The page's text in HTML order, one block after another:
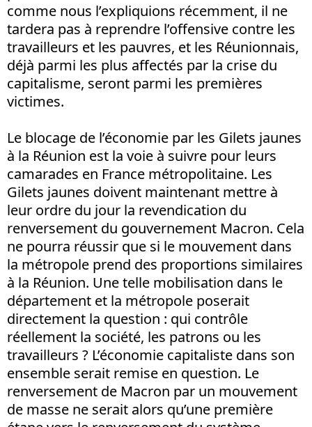
comme nous l’expliquions récemment, il ne
tardera pas à reprendre l’offensive contre les
travailleurs et les pauvres, et les Réunionnais,
déjà parmi les plus affectés par la crise du
capitalisme, seront parmi les premières
victimes.
Le blocage de l’économie par les Gilets jaunes
à la Réunion est la voie à suivre pour leurs
camarades en France métropolitaine. Les
Gilets jaunes doivent maintenant mettre à
leur ordre du jour la revendication du
renversement du gouvernement Macron. Cela
ne pourra réussir que si le mouvement dans
la métropole prend des proportions similaires
à la Réunion. Une telle mobilisation dans le
département et la métropole poserait
directement la question : qui contrôle
réellement la société, les patrons ou les
travailleurs ? L’économie capitaliste dans son
ensemble serait remise en question. Le
renversement de Macron par un mouvement
de masse ne serait alors qu’une première